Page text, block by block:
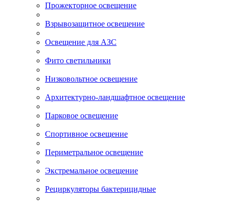
Прожекторное освещение
Взрывозащитное освещение
Освещение для АЗС
Фито светильники
Низковольтное освещение
Архитектурно-ландшафтное освещение
Парковое освещение
Спортивное освещение
Периметральное освещение
Экстремальное освещение
Рециркуляторы бактерицидные